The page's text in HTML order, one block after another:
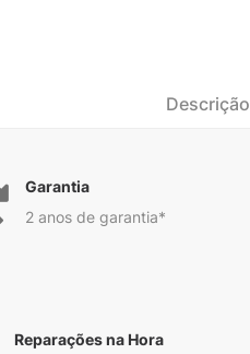
Descrição
Garantia
2 anos de garantia*
Reparações na Hora